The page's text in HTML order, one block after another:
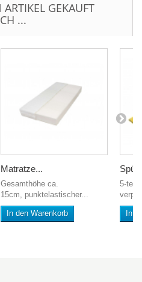
GEKAUFT
...
Matratze...
Gesamthöhe ca.
15cm, punktelastischer...
In den Warenkorb
Spül
5-
In